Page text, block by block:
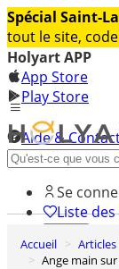
Spécial Saint-
tout le site,
Holyart APP
App Store
Play Store
Aide &
Découvrez
Se
Liste
0
Panier
Accueil
Ange main